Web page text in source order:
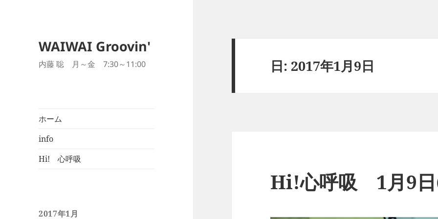
WAIWAI Groovin'
内藤 聡 月～金 7:30～11:00
ホーム
info
Hi! 心呼吸
2017年1月
日: 2017年1月9日
Hi!心呼吸 1月9